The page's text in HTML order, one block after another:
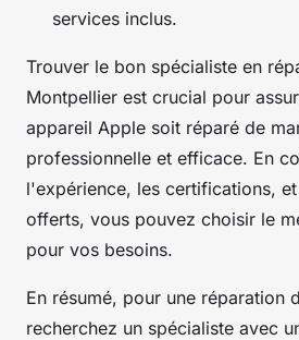
services inclus.
Trouver le bon spécialiste en
Montpellier est crucial pour
appareil Apple soit réparé de
professionnelle et efficace. En
l'expérience, les certifications,
offerts, vous pouvez choisir le
pour vos besoins.
En résumé, pour une réparation
recherchez un spécialiste avec